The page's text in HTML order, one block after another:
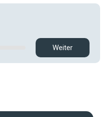
Weiter